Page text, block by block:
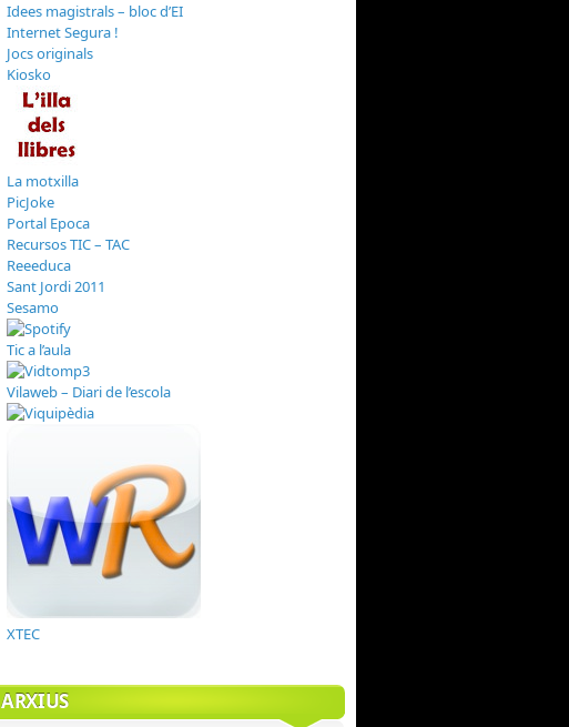
Idees magistrals – bloc d’EI
Internet Segura !
Jocs originals
Kiosko
La motxilla
PicJoke
Portal Epoca
Recursos TIC – TAC
Reeeduca
Sant Jordi 2011
Sesamo
Tic a l’aula
Vilaweb – Diari de l’escola
XTEC
ARXIUS